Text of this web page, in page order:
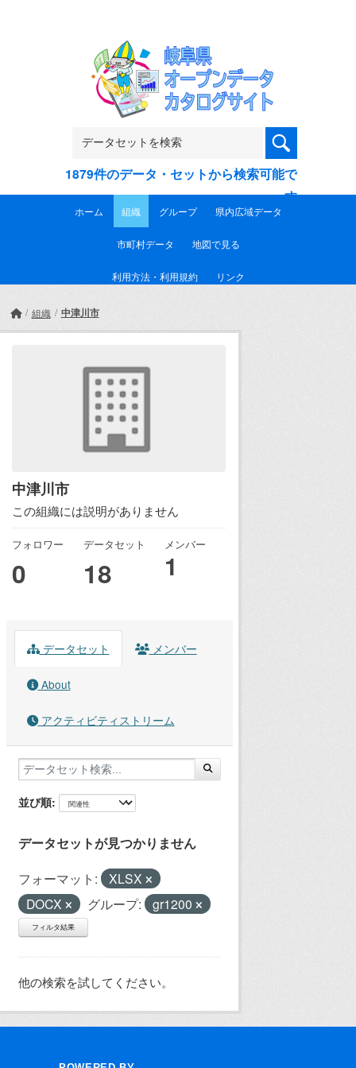
1879件のデータ・セットから検索可能で
す
ホーム 組織 グループ 県内広域データ
市町村データ 地図で見る
利用方法・利用規約 リンク
組織 中津川市
中津川市
この組織には説明がありません
フォロワー
0
データセット
18
メンバー
1
データセット メンバー
About
アクティビティストリーム
並び順
データセットが見つかりません
フォーマット:
XLSX
DOCX
グループ: gr1200
フィルタ結果
他の検索を試してください。